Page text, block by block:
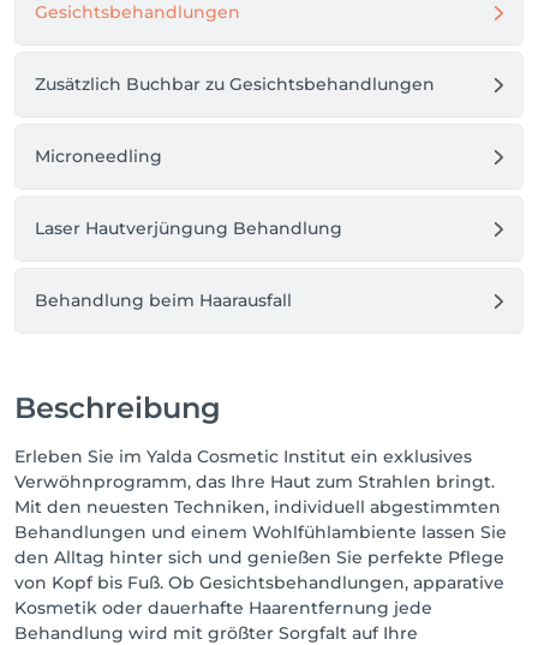
Gesichtsbehandlungen
Zusätzlich Buchbar zu Gesichtsbehandlungen
Microneedling
Laser Hautverjüngung Behandlung
Behandlung beim Haarausfall
Beschreibung
Erleben Sie im Yalda Cosmetic Institut ein exklusives
Verwöhnprogramm, das Ihre Haut zum Strahlen bringt.
Mit den neuesten Techniken, individuell abgestimmten
Behandlungen und einem Wohlfühlambiente lassen Sie
den Alltag hinter sich und genießen Sie perfekte Pflege
von Kopf bis Fuß. Ob Gesichtsbehandlungen, apparative
Kosmetik oder dauerhafte Haarentfernung jede
Behandlung wird mit größter Sorgfalt auf Ihre